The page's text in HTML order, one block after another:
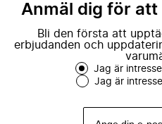
Anmäl dig för
Bli den första att
erbjudanden och
Jag är
Jag är